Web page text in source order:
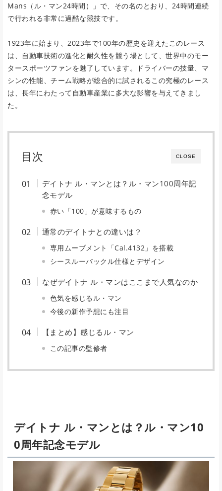
Mans（ル・マン24時間）」で、その名のとおり、24時間連続
で行われる非常に過酷な競技です。
1923年に始まり、2023年で100年の歴史を迎えたこのレース
は、自動車技術の進化と耐久性を競う場として、世界中のモー
タースポーツファンを魅了しています。ドライバーの技量、マ
シンの性能、チーム戦略が総合的に試されるこの究極のレース
は、長年にわたって自動車産業に多大な影響を与えてきまし
た。
CLOSE
目次
デイトナ ル・マンとは？ル・マン100周年記
念モデル
赤い「100」が意味するもの
通常のデイトナとの違いは？
専用ムーブメント「Cal.4132」を搭載
シースルーバックル仕様とデザイン
なぜデイトナ ル・マンはここまで人気なのか
色気を感じるル・マン
今後の新作予想にも注目
【まとめ】感じるル・マン
この記事の監修者
デイトナ ル・マンとは？ル・マン10
0周年記念モデル